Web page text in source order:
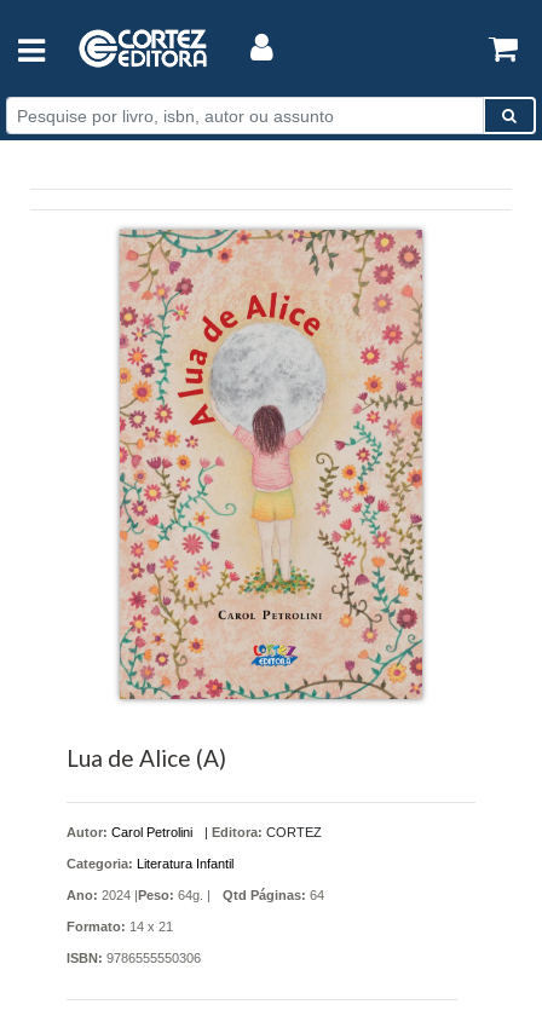
Lua de Alice (A)
Autor: Carol Petrolini | Editora: CORTEZ
Categoria: Literatura Infantil
Ano: 2024 |Peso: 64g. | Qtd Páginas: 64
Formato: 14 x 21
ISBN: 9786555550306